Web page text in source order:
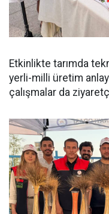
Etkinlikte tarımda
yerli-milli üretim
çalışmalar da